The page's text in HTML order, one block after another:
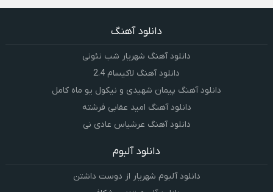
دانلود آهنگ
دانلود آهنگ شهریار شب نئونی
دانلود آهنگ لاکیسام 2.4
دانلود آهنگ پیمان شهیدی و نیکول یو ماه کامل
دانلود آهنگ امید عقابی فرشته
دانلود آهنگ عرشیاس عادی نی
دانلود آلبوم
دانلود آلبوم شهریار از دوست داشتن